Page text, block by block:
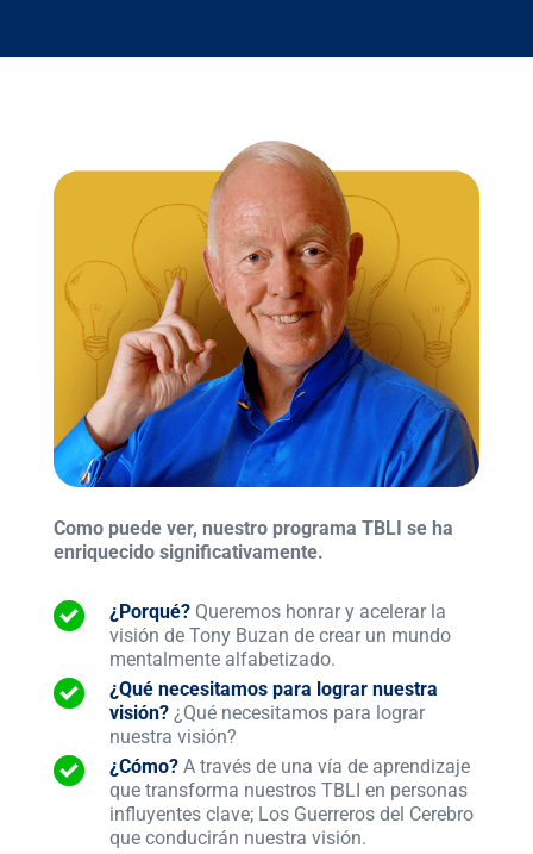
Como puede ver, nuestro programa TBLI se ha
enriquecido significativamente.
¿Porqué?Queremos honrar y acelerar la
visión de Tony Buzan de crear un mundo
mentalmente alfabetizado.
¿Qué necesitamos para lograr nuestra
visión?¿Qué necesitamos para lograr
nuestra visión?
¿Cómo?A través de una vía de aprendizaje
que transforma nuestros TBLI en personas
influyentes clave; Los Guerreros del Cerebro
que conducirán nuestra visión.